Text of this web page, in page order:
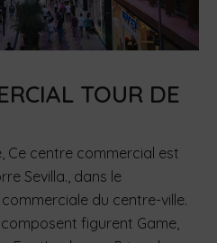
TOUR DE
Ce centre commercial est
Sevilla., dans le
du centre-ville.
figurent Game,